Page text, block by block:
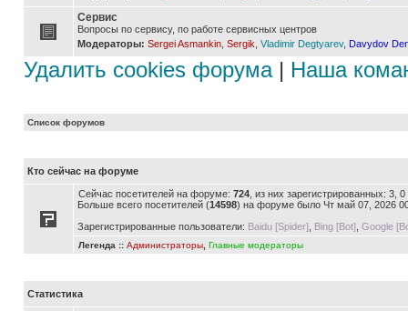
Сервис
Вопросы по сервису, по работе сервисных центров
Модераторы: Sergei Asmankin Sergik Vladimir Degtyarev, Davydov
Удалить cookies форума| Наша
Список форумов
Кто сейчас на форуме
Сейчас посетителей на форуме: 724 , из них зарегистрированных: 3,
Больше всего посетителей (14598) на форуме было Чт май 07, 2026
Зарегистрированные пользователи: Baidu [Spider] Bing [Bot] Google
Легенда :: Администраторы Главные модераторы
Статистика